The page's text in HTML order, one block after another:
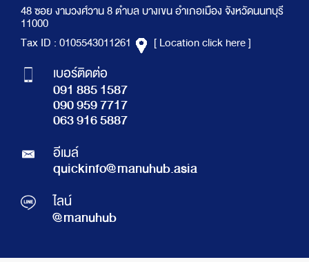
48 ซอย งามวงศ์วาน 8 ตำบล บางเขน อำเภอเมือง จังหวัดนนทบุรี
11000
Tax ID : 0105543011261
[ Location click here ]
เบอร์ติดต่อ
091 885 1587
090 959 7717
063 916 5887
อีเมล์
quickinfo@manuhub.asia
ไลน์
@manuhub